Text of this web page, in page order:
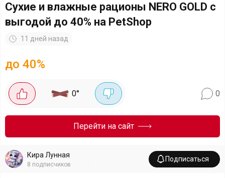
Сухие и влажные рационы NERO GOLD с
выгодой до 40% на PetShop
11 дней назад
до 40%
0° 0
Перейти на сайт
Кира Лунная
8 подписчиков
Подписаться